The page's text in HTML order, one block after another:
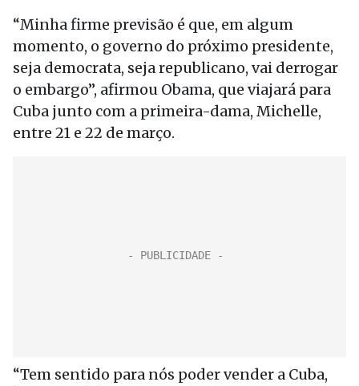
“Minha firme previsão é que, em algum
momento, o governo do próximo presidente,
seja democrata, seja republicano, vai derrogar
o embargo”, afirmou Obama, que viajará para
Cuba junto com a primeira-dama, Michelle,
entre 21 e 22 de março.
“Tem sentido para nós poder vender a Cuba,